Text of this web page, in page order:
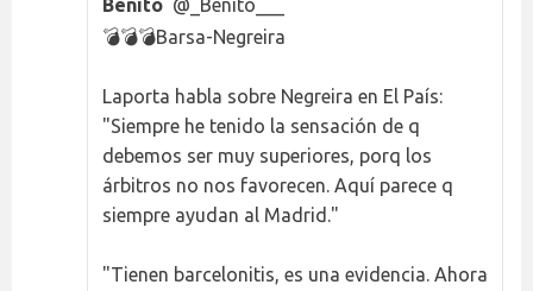
Benito @_Benito___
💣💣💣Barsa-Negreira
Laporta habla sobre Negreira en El País:
"Siempre he tenido la sensación de q
debemos ser muy superiores, porq los
árbitros no nos favorecen. Aquí parece q
siempre ayudan al Madrid."
"Tienen barcelonitis, es una evidencia. Ahora